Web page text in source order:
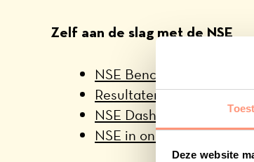
Deze website
Zelf aan de slag met de NSE
NSE Benchmarkbestand
Resultaten van de NSE
NSE Dashboard
NSE in onderzoek